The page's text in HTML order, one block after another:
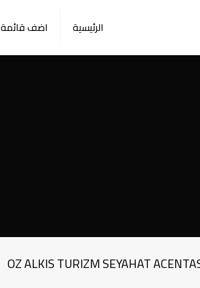
الرئيسية اضف قائمة
OZ ALKIS TURIZM SEYAHAT